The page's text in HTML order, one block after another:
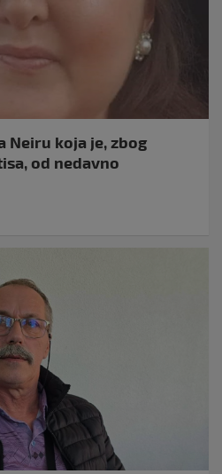
Neiru koja je, zbog
od nedavno